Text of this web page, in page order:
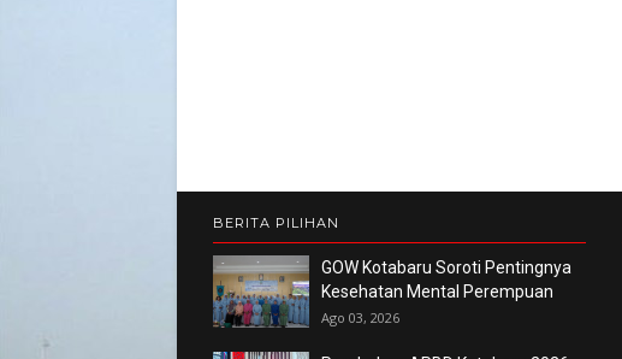
BERITA PILIHAN
GOW Kotabaru Soroti Pentingnya
Kesehatan Mental Perempuan
Ago 03, 2026